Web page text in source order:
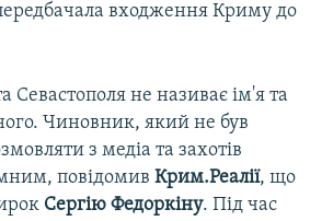
входження Криму до
Севастополя не називає ім'я та
Чиновник, який не був
з медіа та захотів
повідомив Крим.Реалії, що
Сергію Федоркіну. Під час